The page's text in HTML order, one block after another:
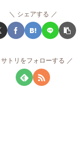
シェアする
サトリをフォローする